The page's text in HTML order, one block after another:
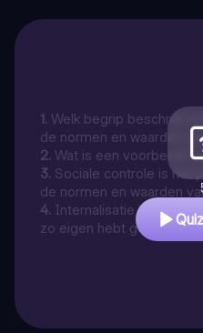
1. Welk begrip beschrijft
de normen en waarden
samenleving aanleert?
2. Wat is een voorbeeld
3. Sociale controle is het
de normen en waarden
4. Internalisatie betekent
zo eigen hebt gemaakt